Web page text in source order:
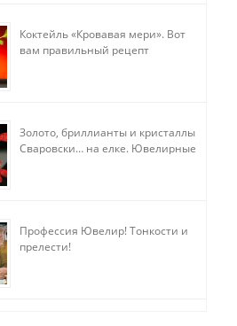
Коктейль «Кровавая мери». Вот
вам правильный рецепт
Золото, бриллианты и кристаллы
Сваровски… на елке. Ювелирные
Профессия Ювелир! Тонкости и
прелести!